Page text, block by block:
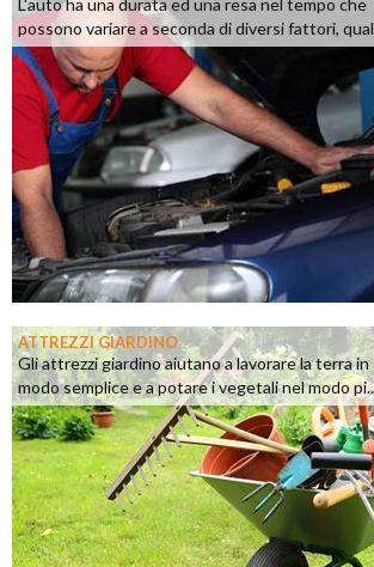
L'auto ha una durata ed una resa nel tempo che
possono variare a seconda di diversi fattori,
ATTREZZI GIARDINO
Gli attrezzi giardino aiutano a lavorare la terra in
modo semplice e a potare i vegetali nel modo